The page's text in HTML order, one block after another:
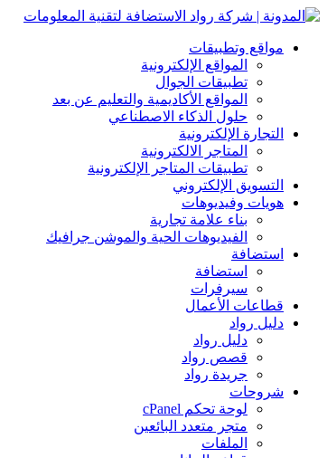
مواقع وتطبيقات
المواقع الإلكترونية
تطبيقات الجوال
المواقع الأكاديمية والتعليم عن بعد
حلول الذكاء الاصطناعي
التجارة الإلكترونية
المتاجر الالكترونية
تطبيقات المتاجر الإلكترونية
التسويق الإلكتروني
هويات وفيديوهات
بناء علامة تجارية
الفيديوهات الحية والموشن جرافيك
استضافة
استضافة
سيرفرات
قطاعات الأعمال
دليل رواد
دليل رواد
قصص رواد
جريدة رواد
شروحات
لوحة تحكم cPanel
متجر متعدد البائعين
الملفات